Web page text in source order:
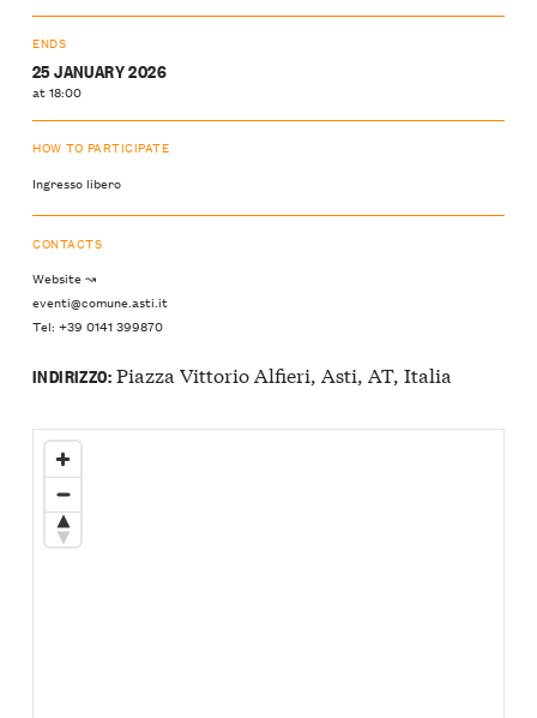
ENDS
25 JANUARY 2026
at 18:00
HOW TO PARTICIPATE
Ingresso libero
CONTACTS
Website ↝
eventi@comune.asti.it
Tel: +39 0141 399870
INDIRIZZO:Piazza Vittorio Alfieri, Asti, AT, Italia